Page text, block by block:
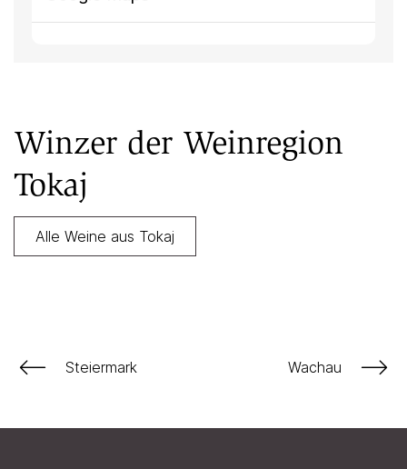
Winzer der Weinregion
Tokaj
Alle Weine aus Tokaj
Steiermark Wachau